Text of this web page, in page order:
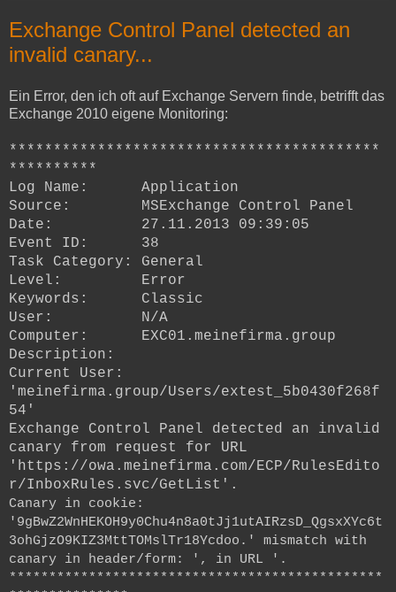
Exchange Control Panel detected an
invalid canary...
Ein Error, den ich oft auf Exchange Servern finde, betrifft das
Exchange 2010 eigene Monitoring:
******************************************
**********
Log Name: Application
Source: MSExchange Control Panel
Date: 27.11.2013 09:39:05
Event ID: 38
Task Category: General
Level: Error
Keywords: Classic
User: N/A
Computer: EXC01.meinefirma.group
Description:
Current User:
'meinefirma.group/Users/extest_5b0430f268f
54'
Exchange Control Panel detected an invalid
canary from request for URL
'https://owa.meinefirma.com/ECP/RulesEdito
r/InboxRules.svc/GetList'.
Canary in cookie:
'9gBwZ2WnHEKOH9y0Chu4n8a0tJj1utAIRzsD_QgsxXYc6t
3ohGjzO9KIZ3MttTOMslTr18Ycdoo.' mismatch with
canary in header/form: ', in URL '.
***********************************************